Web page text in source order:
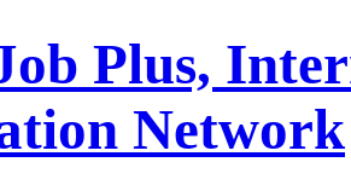
Plus,
Network